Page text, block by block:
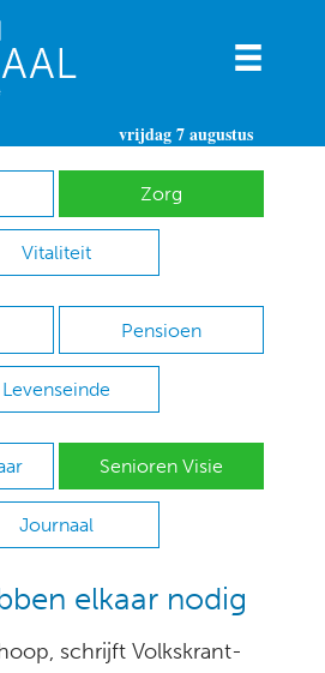
vrijdag 7 augustus
Zorg
Vitaliteit
Pensioen
Levenseinde
Senioren Visie
Journaal
elkaar nodig
schrijft Volkskrant-